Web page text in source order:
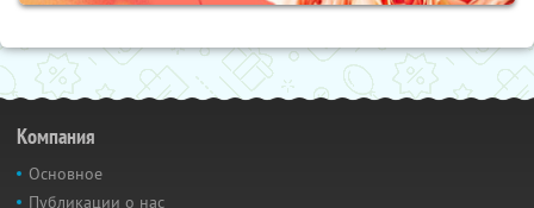
Компания
Основное
Публикации о нас